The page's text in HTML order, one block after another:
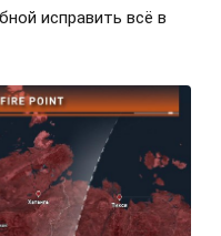
исправить всё в